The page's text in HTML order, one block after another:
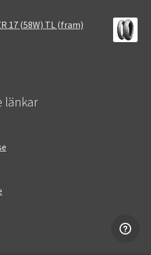
17 (58W) TL (fram)
länkar